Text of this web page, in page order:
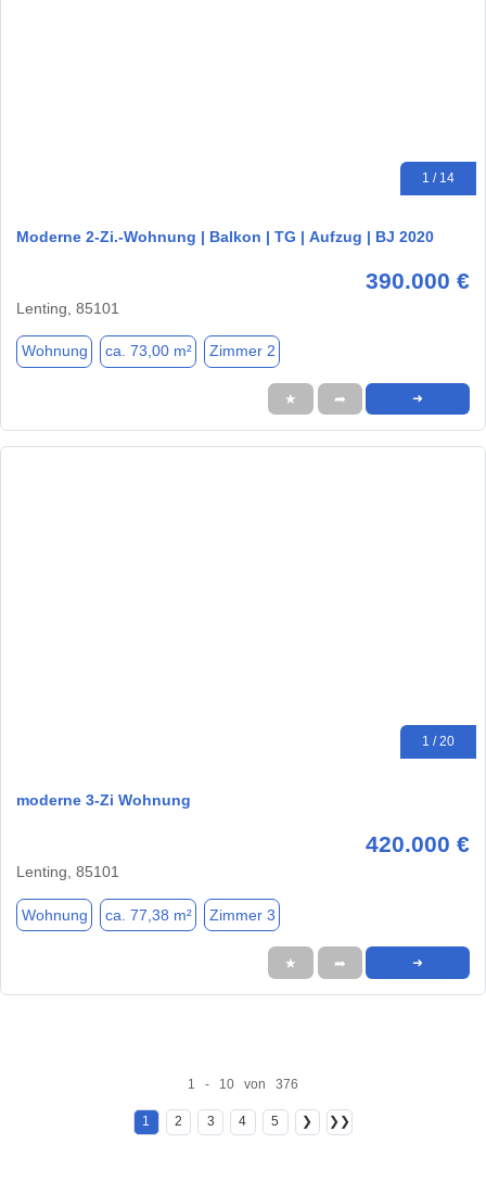
1 / 14
Moderne 2-Zi.-Wohnung | Balkon | TG | Aufzug | BJ 2020
390.000 €
Lenting, 85101
Wohnung ca. 73,00 m² Zimmer 2
★ ➦ ➜
1 / 20
moderne 3-Zi Wohnung
420.000 €
Lenting, 85101
Wohnung ca. 77,38 m² Zimmer 3
★ ➦ ➜
1 - 10 von 376
1 2 3 4 5 ❯ ❯❯